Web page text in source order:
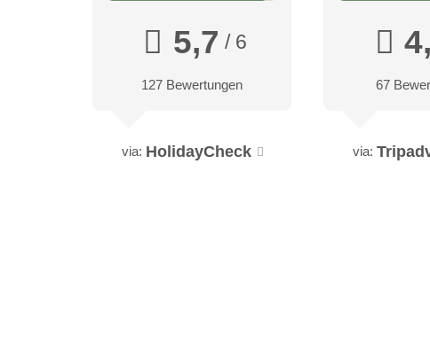
5,7 / 6
127 Bewertungen
via: HolidayCheck
67
via: